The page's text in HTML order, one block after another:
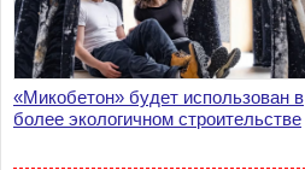
«Микобетон» будет использован в
более экологичном строительстве